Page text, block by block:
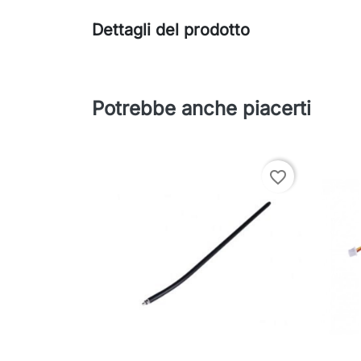
Dettagli del prodotto
Potrebbe anche piacerti
favorite_border